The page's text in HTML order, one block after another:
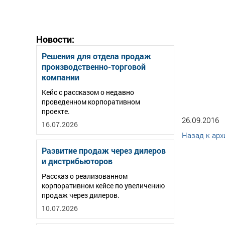
Новости:
Решения для отдела продаж
производственно-торговой
компании
Кейс с рассказом о недавно
проведенном корпоративном
проекте.
16.07.2026
Развитие продаж через дилеров
и дистрибьюторов
Рассказ о реализованном
корпоративном кейсе по увеличению
продаж через дилеров.
10.07.2026
26.09.2016
Назад к